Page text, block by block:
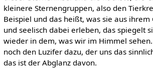
kleinere Sternengruppen, also den
Beispiel und das heißt, was sie aus ihrem
und seelisch dabei erleben, das spiegelt
wieder in dem, was wir im Himmel
noch den Luzifer dazu, der uns das
das ist der Abglanz davon.